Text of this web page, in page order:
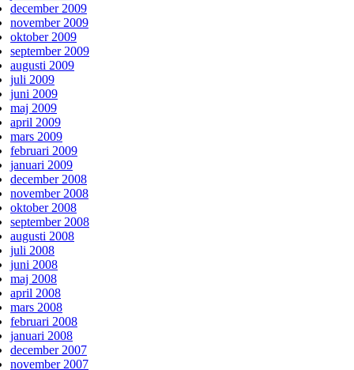
december 2009
november 2009
oktober 2009
september 2009
augusti 2009
juli 2009
juni 2009
maj 2009
april 2009
mars 2009
februari 2009
januari 2009
december 2008
november 2008
oktober 2008
september 2008
augusti 2008
juli 2008
juni 2008
maj 2008
april 2008
mars 2008
februari 2008
januari 2008
december 2007
november 2007